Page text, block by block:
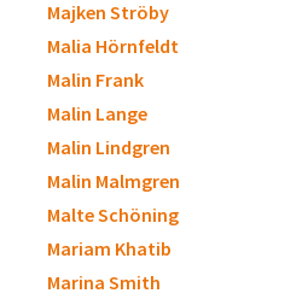
Majken Ströby
Malia Hörnfeldt
Malin Frank
Malin Lange
Malin Lindgren
Malin Malmgren
Malte Schöning
Mariam Khatib
Marina Smith